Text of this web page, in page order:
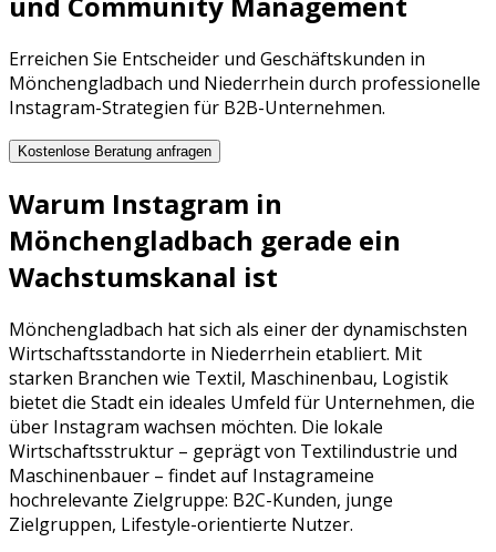
Erreichen Sie Entscheider und Geschäftskunden in
Mönchengladbach und Niederrhein durch professionelle
Instagram-Strategien für B2B-Unternehmen.
Kostenlose Beratung anfragen
Warum Instagram in
Mönchengladbach gerade ein
Wachstumskanal ist
Mönchengladbach hat sich als einer der dynamischsten
Wirtschaftsstandorte in Niederrhein etabliert. Mit
starken Branchen wie Textil, Maschinenbau, Logistik
bietet die Stadt ein ideales Umfeld für Unternehmen, die
über Instagram wachsen möchten. Die lokale
Wirtschaftsstruktur – geprägt von Textilindustrie und
Maschinenbauer – findet auf Instagrameine
hochrelevante Zielgruppe: B2C-Kunden, junge
Zielgruppen, Lifestyle-orientierte Nutzer.